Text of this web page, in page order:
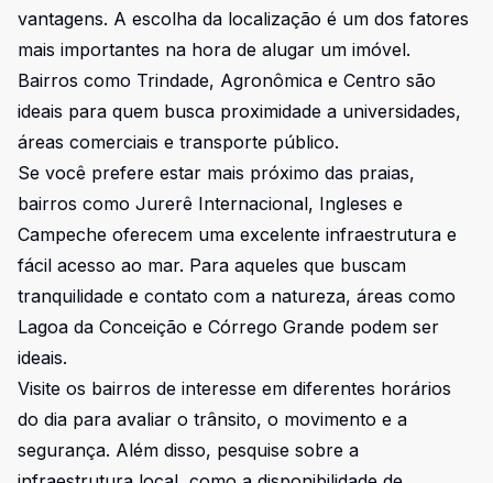
vantagens. A escolha da localização é um dos fatores
mais importantes na hora de alugar um imóvel.
Bairros como Trindade, Agronômica e Centro são
ideais para quem busca proximidade a universidades,
áreas comerciais e transporte público.
Se você prefere estar mais próximo das praias,
bairros como Jurerê Internacional, Ingleses e
Campeche oferecem uma excelente infraestrutura e
fácil acesso ao mar. Para aqueles que buscam
tranquilidade e contato com a natureza, áreas como
Lagoa da Conceição e Córrego Grande podem ser
ideais.
Visite os bairros de interesse em diferentes horários
do dia para avaliar o trânsito, o movimento e a
segurança. Além disso, pesquise sobre a